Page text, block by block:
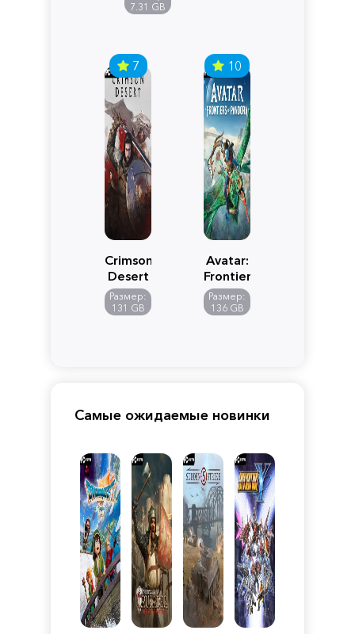
Edition
7.31 GB
7
Crimson
Desert
Размер:
131 GB
10
Avatar:
Frontiers
of
Pandora
Размер:
136 GB
Самые ожидаемые новинки